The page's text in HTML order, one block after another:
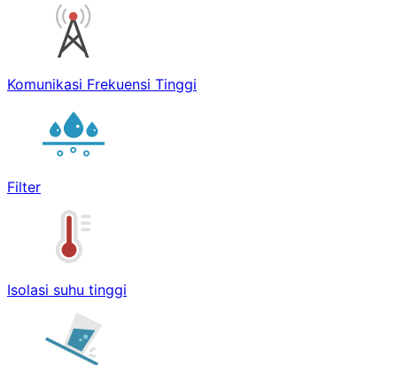
Komunikasi Frekuensi Tinggi
Filter
Isolasi suhu tinggi